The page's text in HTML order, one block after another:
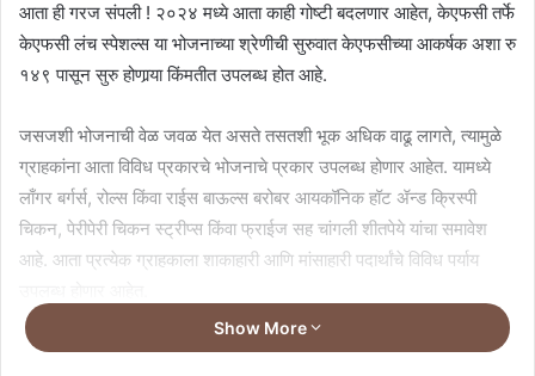
आता ही गरज संपली ! २०२४ मध्ये आता काही गोष्टी बदलणार आहेत, केएफसी तर्फे
केएफसी लंच स्पेशल्स या भोजनाच्या श्रेणीची सुरुवात केएफसीच्या आकर्षक अशा रु
१४९ पासून सुरु होणार्‍या किंमतीत उपलब्ध होत आहे.
जसजशी भोजनाची वेळ जवळ येत असते तसतशी भूक अधिक वाढू लागते, त्यामुळे
ग्राहकांना आता विविध प्रकारचे भोजनाचे प्रकार उपलब्ध होणार आहेत. यामध्ये
लाँगर बर्गर्स, रोल्स किंवा राईस बाऊल्स बरोबर आयकॉनिक हॉट ॲन्ड क्रिस्पी
चिकन, पेरीपेरी चिकन स्ट्रीप्स किंवा फ्राईज सह चांगली शीतपेये यांचा समावेश
आहे. आता प्रत्येक ग्राहकाला शाकाहारी आणि मांसाहारी पदार्थांचे विविध पर्याय
Related Articles
Show More